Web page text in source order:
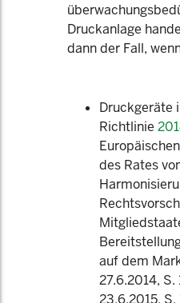
Druckanlage
dann der Fall,
Druckgeräte
Richtlinie
des Rates
auf dem
27.6.2014, S.
23.6.2015, S.